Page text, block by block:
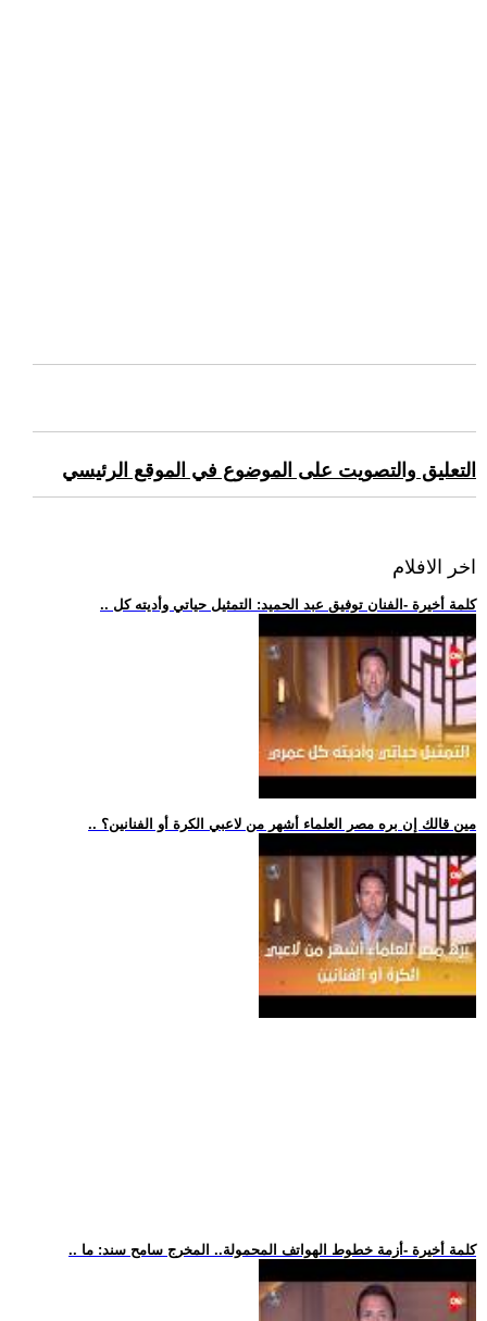
التعليق والتصويت على الموضوع في الموقع الرئيسي
اخر الافلام
.. كلمة أخيرة -الفنان توفيق عبد الحميد: التمثيل حياتي وأديته كل
.. مين قالك إن بره مصر العلماء أشهر من لاعبي الكرة أو الفنانين؟
.. كلمة أخيرة -أزمة خطوط الهواتف المحمولة.. المخرج سامح سند: ما